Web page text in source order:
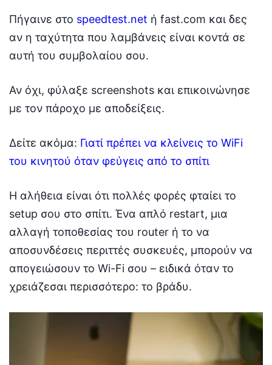
Πήγαινε στο speedtest.net ή fast.com και δες
αν η ταχύτητα που λαμβάνεις είναι κοντά σε
αυτή του συμβολαίου σου.
Αν όχι, φύλαξε screenshots και επικοινώνησε
με τον πάροχο με αποδείξεις.
Δείτε ακόμα: Γιατί πρέπει να κλείνεις το WiFi
του κινητού όταν φεύγεις από το σπίτι
Η αλήθεια είναι ότι πολλές φορές φταίει το
setup σου στο σπίτι. Ένα απλό restart, μια
αλλαγή τοποθεσίας του router ή το να
αποσυνδέσεις περιττές συσκευές, μπορούν να
απογειώσουν το Wi-Fi σου – ειδικά όταν το
χρειάζεσαι περισσότερο: το βράδυ.